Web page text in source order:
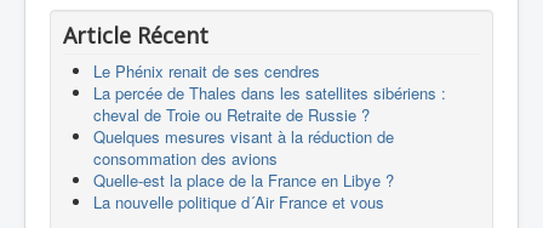
Article Récent
Le Phénix renait de ses cendres
La percée de Thales dans les satellites sibériens :
cheval de Troie ou Retraite de Russie ?
Quelques mesures visant à la réduction de
consommation des avions
Quelle-est la place de la France en Libye ?
La nouvelle politique d´Air France et vous